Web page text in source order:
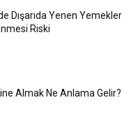
Dışarıda Yenen Yemekler
Riski
Almak Ne Anlama Gelir?